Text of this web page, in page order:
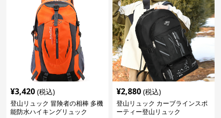
¥3,420 (税込)
登山リュック 冒険者の相棒 多機
能防水ハイキングリュック
¥2,880 (税込)
登山リュック カーブラインスポ
ーティー登山リュック